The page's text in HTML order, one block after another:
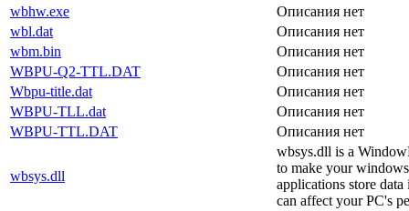
wbhw.exe
Описания нет
wbl.dat
Описания нет
wbm.bin
Описания нет
WBPU-Q2-TTL.DAT
Описания нет
Wbpu-title.dat
Описания нет
WBPU-TLL.dat
Описания нет
WBPU-TTL.DAT
Описания нет
wbsys.dll
wbsys.dll is a
to make your
applications store
can affect your PC's